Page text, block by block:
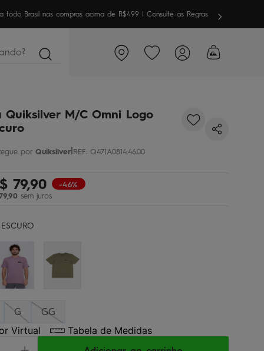
vez aqui? Garanta10% OFFem sua 1ª compra
Quiksilver M/C Omni Logo
Quiksilver|REF: Q471A0814.46.00
79,90
,90 sem juros
-46%
G GG
Virtual Tabela de Medidas